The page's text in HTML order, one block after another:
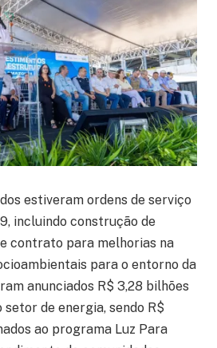
estiveram ordens de serviço
incluindo construção de
contrato para melhorias na
para o entorno da
anunciados R$ 3,28 bilhões
de energia, sendo R$
ao programa Luz Para